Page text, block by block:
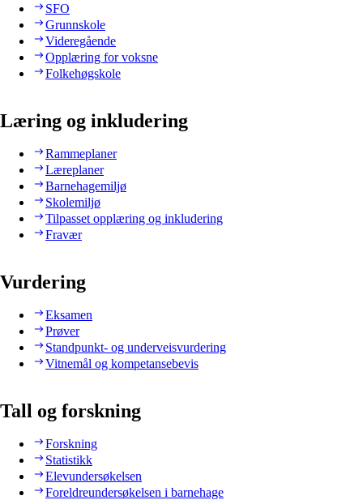
SFO
Grunnskole
Videregående
Opplæring for voksne
Folkehøgskole
Læring og inkludering
Rammeplaner
Læreplaner
Barnehagemiljø
Skolemiljø
Tilpasset opplæring og inkludering
Fravær
Vurdering
Eksamen
Prøver
Standpunkt- og underveisvurdering
Vitnemål og kompetansebevis
Tall og forskning
Forskning
Statistikk
Elevundersøkelsen
Foreldreundersøkelsen i barnehage